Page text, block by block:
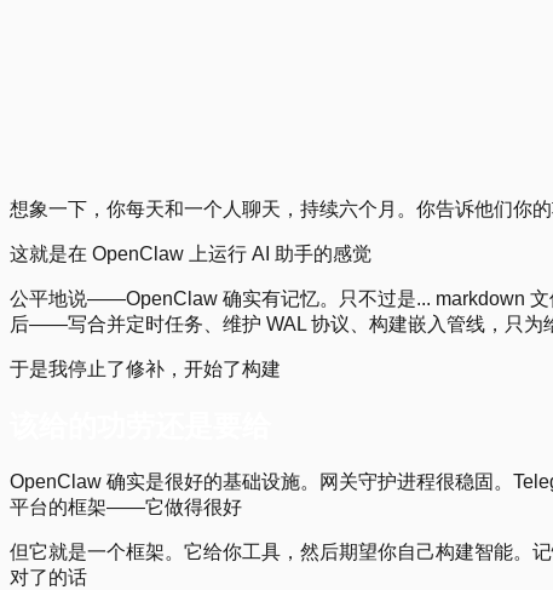
想象一下，你每天和一个人聊天，持续六个月。你告诉他们你
这就是在 OpenClaw 上运行 AI 助手的感觉
公平地说——OpenClaw 确实有记忆。只不过是... markdown 文
后——写合并定时任务、维护 WAL 协议、构建嵌入管线，只
于是我停止了修补，开始了构建
OpenClaw 确实是很好的基础设施。网关守护进程很稳固。
平台的框架——它做得很好
但它就是一个框架。它给你工具，然后期望你自己构建智能。
对了的话